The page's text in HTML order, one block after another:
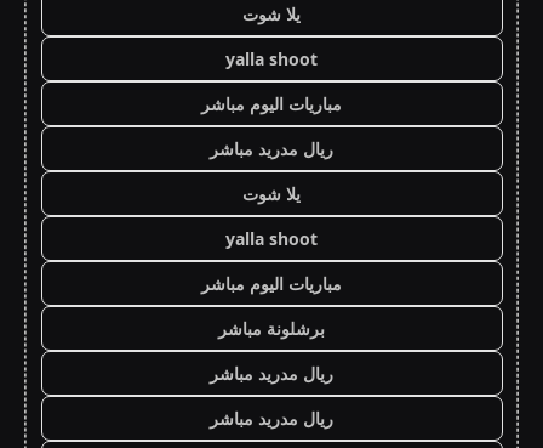
يلا شوت
yalla shoot
مباريات اليوم مباشر
ريال مدريد مباشر
يلا شوت
yalla shoot
مباريات اليوم مباشر
برشلونة مباشر
ريال مدريد مباشر
ريال مدريد مباشر